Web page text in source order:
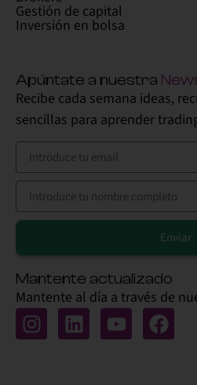
Gestión de capital
Inversión en bolsa
Apúntate a nuestra
Recibe cada semana ideas,
sencillas para aprender
Enviar
Mantente actualizado
Mantente al día a través de